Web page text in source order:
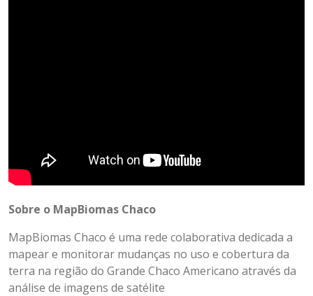
Sobre o MapBiomas Chaco
MapBiomas Chaco é uma rede colaborativa dedicada a
mapear e monitorar mudanças no uso e cobertura da
terra na região do Grande Chaco Americano através da
análise de imagens de satélite